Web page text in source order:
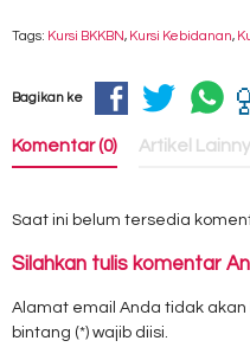
Tags: Kursi BKKBN, Kursi Kebidanan,
Bagikan ke
Komentar (0) Artikel
Saat ini belum tersedia
Silahkan tulis komentar
Alamat email Anda tidak akan
bintang (*) wajib diisi.